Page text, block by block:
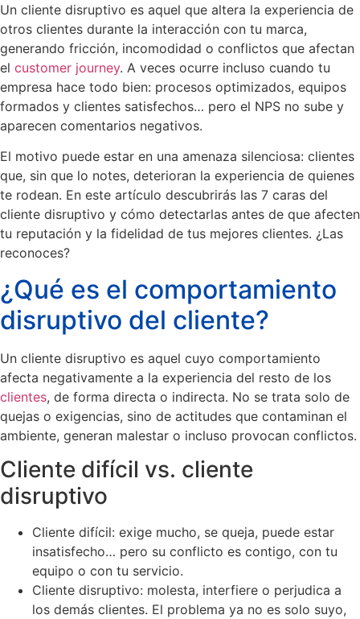
Un cliente disruptivo es aquel que altera la experiencia de
otros clientes durante la interacción con tu marca,
generando fricción, incomodidad o conflictos que afectan
el customer journey. A veces ocurre incluso cuando tu
empresa hace todo bien: procesos optimizados, equipos
formados y clientes satisfechos… pero el NPS no sube y
aparecen comentarios negativos.
El motivo puede estar en una amenaza silenciosa: clientes
que, sin que lo notes, deterioran la experiencia de quienes
te rodean. En este artículo descubrirás las 7 caras del
cliente disruptivo y cómo detectarlas antes de que afecten
tu reputación y la fidelidad de tus mejores clientes. ¿Las
reconoces?
¿Qué es el comportamiento
disruptivo del cliente?
Un cliente disruptivo es aquel cuyo comportamiento
afecta negativamente a la experiencia del resto de los
clientes, de forma directa o indirecta. No se trata solo de
quejas o exigencias, sino de actitudes que contaminan el
ambiente, generan malestar o incluso provocan conflictos.
Cliente difícil vs. cliente
disruptivo
Cliente difícil: exige mucho, se queja, puede estar
insatisfecho… pero su conflicto es contigo, con tu
equipo o con tu servicio.
Cliente disruptivo: molesta, interfiere o perjudica a
los demás clientes. El problema ya no es solo suyo,